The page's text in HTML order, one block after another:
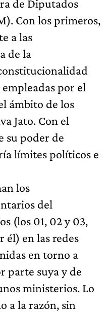
de Diputados
Con los primeros,
a las
de la
por el
ámbito de los
Jato. Con el
su poder de
límites políticos e
los
del
(los 01, 02 y 03,
él) en las redes
en torno a
parte suya y de
ministerios. Lo
a la razón, sin